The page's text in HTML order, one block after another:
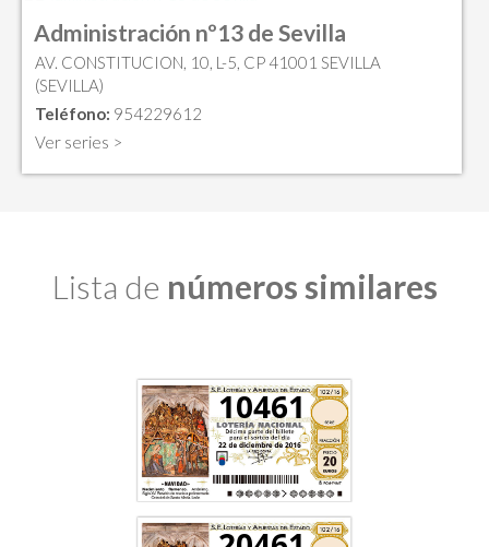
Administración nº13 de Sevilla
AV. CONSTITUCION, 10, L-5, CP 41001 SEVILLA
(SEVILLA)
Teléfono: 954229612
Ver series >
Lista de números similares
10461